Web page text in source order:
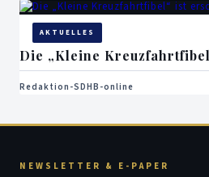
AKTUELLES
Die „Kleine
Redaktion-SDHB-online
NEWSLETTER & E-PAPER